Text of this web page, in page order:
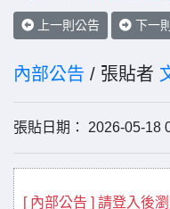
上一則公告 下一
內部公告 / 張貼者
張貼日期： 2026-05-
[ 內部公告 ] 請登入後瀏